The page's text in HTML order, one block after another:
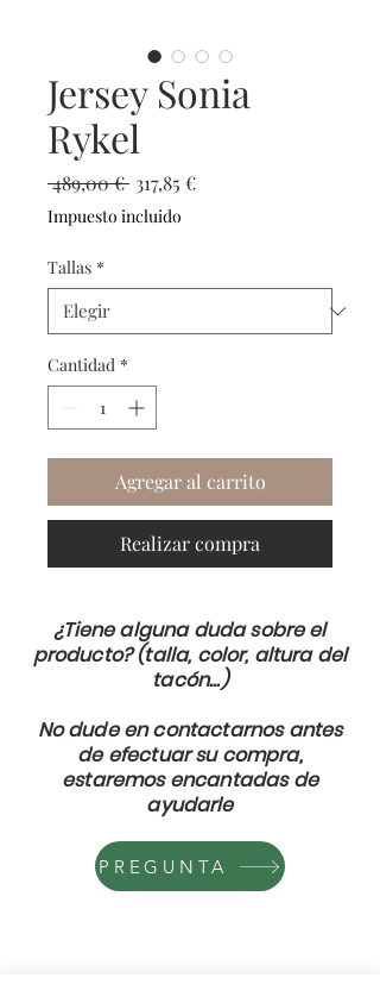
Jersey Sonia
Rykel
489,00 € Precio
317,85 €Precio
Impuesto incluido
Tallas *
Cantidad *
Agregar al carrito
Realizar compra
¿Tiene alguna duda sobre el
producto? (talla, color, altura del
tacón...)
No dude en contactarnos antes
de efectuar su compra,
estaremos encantadas de
ayudarle
PREGUNTA